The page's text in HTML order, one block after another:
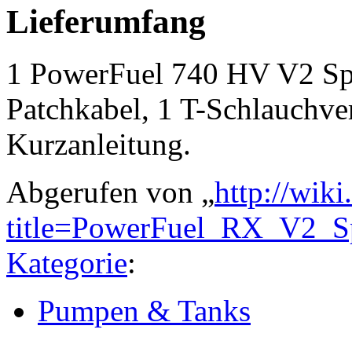
Lieferumfang
1 PowerFuel 740 HV V2
Patchkabel, 1 T-
Kurzanleitung.
Abgerufen von „http://
Kategorie:
Pumpen & Tanks